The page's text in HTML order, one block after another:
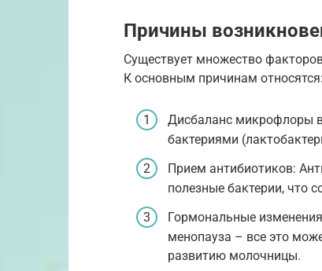
Причины
Существует множество
К основным причинам относятся:
Дисбаланс микрофлоры
бактериями
Прием антибиотиков:
полезные бактерии, что
Гормональные
менопауза – все это
развитию молочницы.